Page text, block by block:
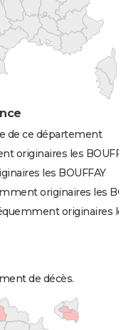
de ce département
originaires les
les BOUFFAY
originaires les
originaires
de décès.